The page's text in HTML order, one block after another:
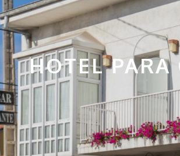
HOTEL